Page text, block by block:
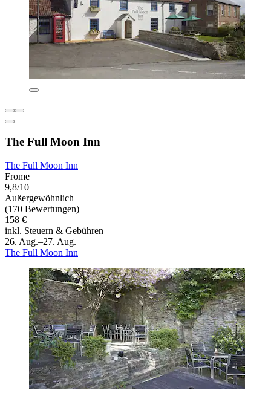
The Full Moon Inn
The Full Moon Inn
Frome
9,8/10
Außergewöhnlich
(170 Bewertungen)
158 €
inkl. Steuern & Gebühren
26. Aug.–27. Aug.
The Full Moon Inn